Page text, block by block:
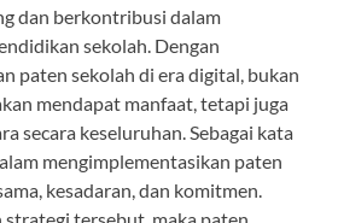
dan berkontribusi dalam
sekolah. Dengan
paten sekolah di era digital, bukan
mendapat manfaat, tetapi juga
secara keseluruhan. Sebagai kata
mengimplementasikan paten
kesadaran, dan komitmen.